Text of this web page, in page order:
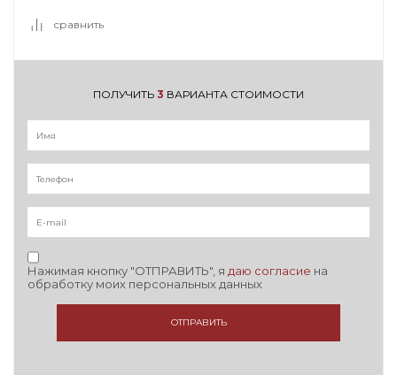
сравнить
ПОЛУЧИТЬ 3 ВАРИАНТА СТОИМОСТИ
Нажимая кнопку "ОТПРАВИТЬ", я даю согласие на
обработку моих персональных данных
ОТПРАВИТЬ